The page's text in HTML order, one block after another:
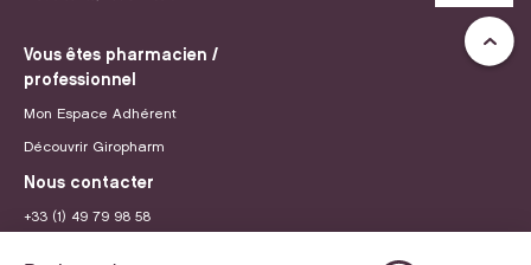
Vous êtes pharmacien /
professionnel
Mon Espace Adhérent
Découvrir Giropharm
Nous contacter
+33 (1) 49 79 98 58